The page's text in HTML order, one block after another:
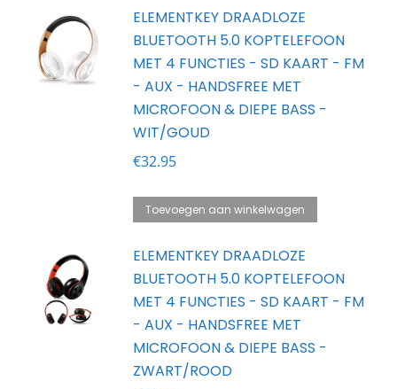
ELEMENTKEY DRAADLOZE
BLUETOOTH 5.0 KOPTELEFOON
MET 4 FUNCTIES - SD KAART - FM
- AUX - HANDSFREE MET
MICROFOON & DIEPE BASS -
WIT/GOUD
€32.95
Toevoegen aan winkelwagen
ELEMENTKEY DRAADLOZE
BLUETOOTH 5.0 KOPTELEFOON
MET 4 FUNCTIES - SD KAART - FM
- AUX - HANDSFREE MET
MICROFOON & DIEPE BASS -
ZWART/ROOD